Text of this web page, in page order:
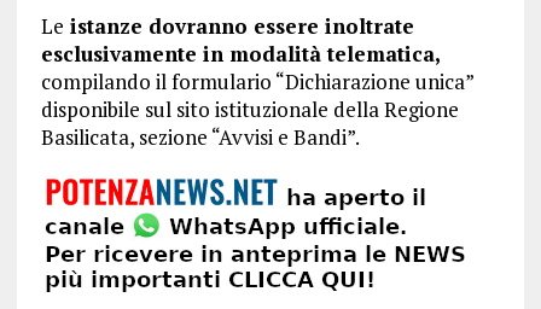
Le istanze dovranno essere inoltrate
esclusivamente in modalità telematica,
compilando il formulario “Dichiarazione unica”
disponibile sul sito istituzionale della Regione
Basilicata, sezione “Avvisi e Bandi”.